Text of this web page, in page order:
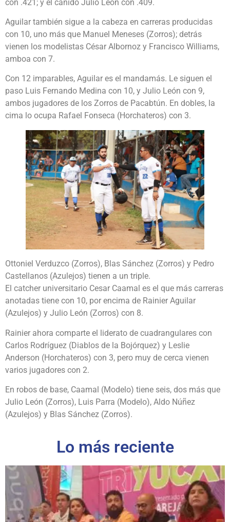
con .421; y el cánido Julio León con .409.
Aguilar también sigue a la cabeza en carreras producidas
con 10, uno más que Manuel Meneses (Zorros); detrás
vienen los modelistas César Albornoz y Francisco Williams,
amboa con 7.
Con 12 imparables, Aguilar es el mandamás. Le siguen el
paso Luis Fernando Medina con 10, y Julio León con 9,
ambos jugadores de los Zorros de Pacabtún. En dobles, la
cima lo ocupa Rafael Fonseca (Horchateros) con 3.
Ottoniel Verduzco (Zorros), Blas Sánchez (Zorros) y Pedro
Castellanos (Azulejos) tienen a un triple.
El catcher universitario Cesar Caamal es el que más carreras
anotadas tiene con 10, por encima de Rainier Aguilar
(Azulejos) y Julio León (Zorros) con 8.
Rainier ahora comparte el liderato de cuadrangulares con
Carlos Rodríguez (Diablos de la Bojórquez) y Leslie
Anderson (Horchateros) con 3, pero muy de cerca vienen
varios jugadores con 2.
En robos de base, Caamal (Modelo) tiene seis, dos más que
Julio León (Zorros), Luis Parra (Modelo), Aldo Núñez
(Azulejos) y Blas Sánchez (Zorros).
Lo más reciente